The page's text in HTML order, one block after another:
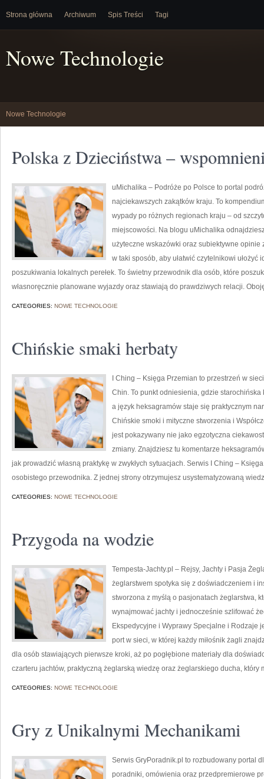
Strona główna Archiwum Spis Treści Tagi
Nowe Technologie
Nowe Technologie
Polska z Dzieciństwa –
uMichalika – Podróże po Polsce to portal
najciekawszych zakątków kraju. To
wypady po różnych regionach kraju – od
miejscowości. Na blogu uMichalika
użyteczne wskazówki oraz subiektywne opinie
w taki sposób, aby ułatwić czytelnikowi
poszukiwania lokalnych perełek. To świetny przewodnik dla osób, które
własnoręcznie planowane wyjazdy oraz stawiają do prawdziwych relacji.
CATEGORIES: NOWE TECHNOLOGIE
Chińskie smaki herbaty
I Ching – Księga Przemian to przestrzeń w
Chin. To punkt odniesienia, gdzie
a język heksagramów staje się praktycznym
Chińskie smoki i mityczne stworzenia i
jest pokazywany nie jako egzotyczna
zmiany. Znajdziesz tu komentarze
jak prowadzić własną praktykę w zwykłych sytuacjach. Serwis I Ching –
osobistego przewodnika. Z jednej strony otrzymujesz usystematyzowaną
CATEGORIES: NOWE TECHNOLOGIE
Przygoda na wodzie
Tempesta-Jachty.pl – Rejsy, Jachty i Pasja
żeglarstwem spotyka się z doświadczeniem i
stworzona z myślą o pasjonatach żeglarstwa,
wynajmować jachty i jednocześnie szlifować
Ekspedycyjne i Wyprawy Specjalne i Rodzaje
port w sieci, w której każdy miłośnik żagli
dla osób stawiających pierwsze kroki, aż po pogłębione materiały dla
czarteru jachtów, praktyczną żeglarską wiedzę oraz żeglarskiego ducha, który
CATEGORIES: NOWE TECHNOLOGIE
Gry z Unikalnymi Mechanikami
Serwis GryPoradnik.pl to rozbudowany portal
poradniki, omówienia oraz przedpremierowe